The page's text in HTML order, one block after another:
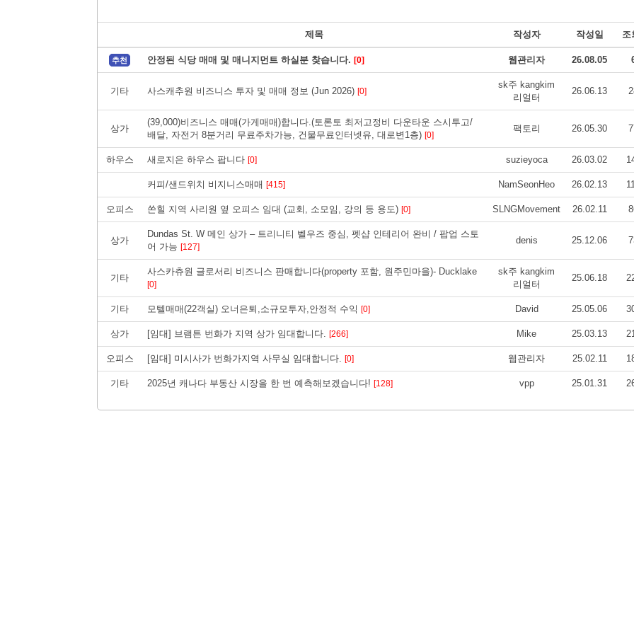
제목 작성자 작성일 조
추천 안정된 식당 매매 및 매니지먼트 하실분 찾습니다. [0] 웹관리자 26.08.05
기타 사스캐추원 비즈니스 투자 및 매매 정보 (Jun 2026) [0]
sk주 kangkim
리얼터
26.06.13
상가
(39,000)비즈니스 매매(가게매매)합니다.(토론토 최저고정비 다운타운 스시투고/
배달, 자전거 8분거리 무료주차가능, 건물무료인터넷유, 대로변1층) [0]
팩토리 26.05.30
하우스 새로지은 하우스 팝니다 [0] suzieyoca 26.03.02
커피/샌드위치 비지니스매매 [415] NamSeonHeo 26.02.13
오피스 쏜힐 지역 사리원 옆 오피스 임대 (교회, 소모임, 강의 등 용도) [0] SLNGMovement 26.02.11
상가
Dundas St. W 메인 상가 – 트리니티 벨우즈 중심, 펫샵 인테리어 완비 / 팝업 스토
어 가능 [127]
denis 25.12.06
기타
사스카츄원 글로서리 비즈니스 판매합니다(property 포함, 원주민마을)- Ducklake
[0]
sk주 kangkim
리얼터
25.06.18
기타 모텔매매(22객실) 오너은퇴,소규모투자,안정적 수익 [0] David 25.05.06
상가 [임대] 브램튼 번화가 지역 상가 임대합니다. [266] Mike 25.03.13
오피스 [임대] 미시사가 번화가지역 사무실 임대합니다. [0] 웹관리자 25.02.11
기타 2025년 캐나다 부동산 시장을 한 번 예측해보겠습니다! [128] vpp 25.01.31